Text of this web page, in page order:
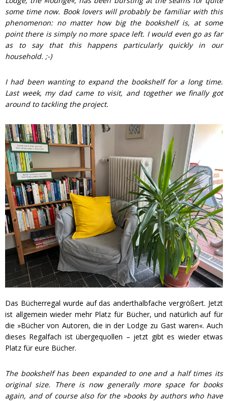
some time now. Book lovers will probably be familiar with this
phenomenon: no matter how big the bookshelf is, at some
point there is simply no more space left. I would even go as far
as to say that this happens particularly quickly in our
household. ;-)
I had been wanting to expand the bookshelf for a long time.
Last week, my dad came to visit, and together we finally got
around to tackling the project.
Das Bücherregal wurde auf das anderthalbfache vergrößert. Jetzt
ist allgemein wieder mehr Platz für Bücher, und natürlich auf für
die »Bücher von Autoren, die in der Lodge zu Gast waren«. Auch
dieses Regalfach ist übergequollen – jetzt gibt es wieder etwas
Platz für eure Bücher.
The bookshelf has been expanded to one and a half times its
original size. There is now generally more space for books
again, and of course also for the »books by authors who have